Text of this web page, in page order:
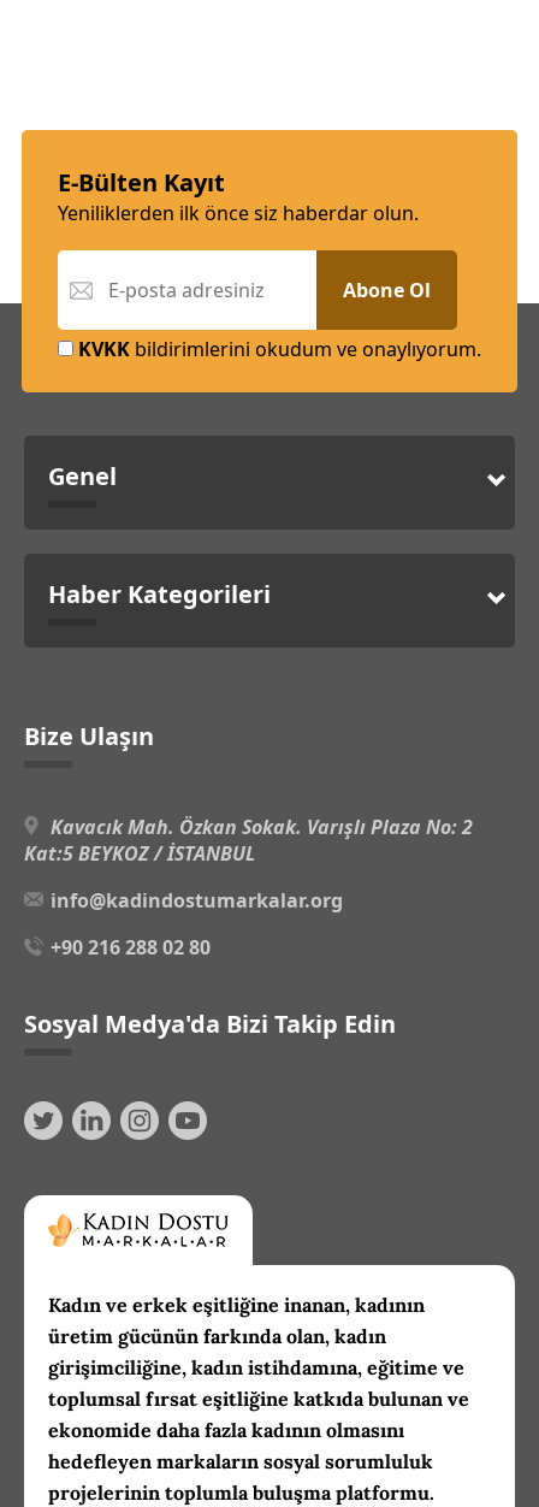
E-Bülten Kayıt
Yeniliklerden ilk önce siz haberdar olun.
Abone Ol
KVKK bildirimlerini okudum ve onaylıyorum.
Genel
Haber Kategorileri
Bize Ulaşın
Kavacık Mah. Özkan Sokak. Varışlı Plaza No: 2
Kat:5 BEYKOZ / İSTANBUL
info@kadindostumarkalar.org
+90 216 288 02 80
Sosyal Medya'da Bizi Takip Edin
Kadın ve erkek eşitliğine inanan, kadının
üretim gücünün farkında olan, kadın
girişimciliğine, kadın istihdamına, eğitime ve
toplumsal fırsat eşitliğine katkıda bulunan ve
ekonomide daha fazla kadının olmasını
hedefleyen markaların sosyal sorumluluk
projelerinin toplumla buluşma platformu.